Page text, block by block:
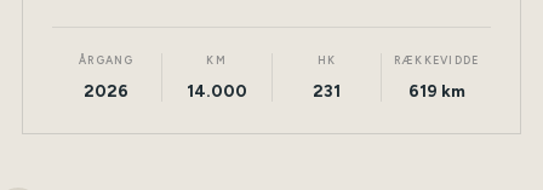
ÅRGANG
2026
KM
14.000
HK
231
RÆKKEVIDDE
619 km